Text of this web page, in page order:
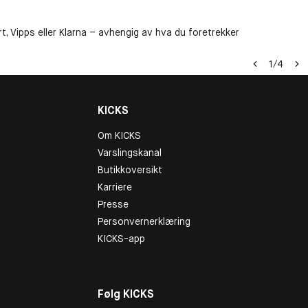
Vipps eller Klarna – avhengig av hva du foretrekker
1/4
KICKS
Om KICKS
Varslingskanal
Butikkoversikt
Karriere
Presse
Personvernerklæring
KICKS-app
Følg KICKS